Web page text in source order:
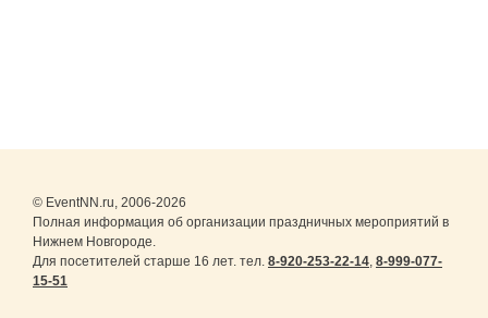
© EventNN.ru, 2006-2026
Полная информация об организации праздничных мероприятий в
Нижнем Новгороде.
Для посетителей старше 16 лет. тел. 8-920-253-22-14, 8-999-077-
15-51